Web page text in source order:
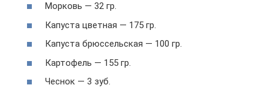
Морковь — 32 гр.
Капуста цветная — 175 гр.
Капуста брюссельская — 100 гр.
Картофель — 155 гр.
Чеснок — 3 зуб.